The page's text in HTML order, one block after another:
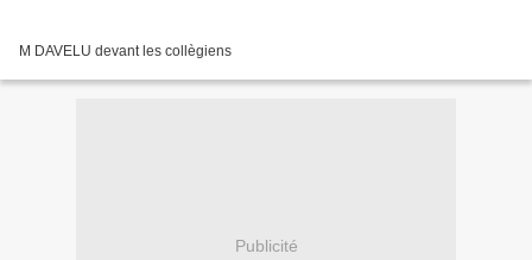
M DAVELU devant les collègiens
Publicité